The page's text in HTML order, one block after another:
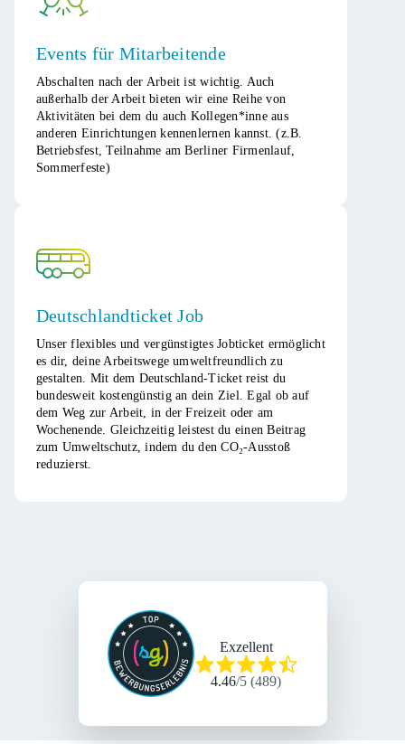
Events für Mitarbeitende
Abschalten nach der Arbeit ist wichtig. Auch
außerhalb der Arbeit bieten wir eine Reihe von
Aktivitäten bei dem du auch Kollegen*inne aus
anderen Einrichtungen kennenlernen kannst. (z.B.
Betriebsfest, Teilnahme am Berliner Firmenlauf,
Sommerfeste)​
Deutschlandticket Job
Unser flexibles und vergünstigtes Jobticket ermöglicht
es dir, deine Arbeitswege umweltfreundlich zu
gestalten. Mit dem Deutschland-Ticket reist du
bundesweit kostengünstig an dein Ziel. Egal ob auf
dem Weg zur Arbeit, in der Freizeit oder am
Wochenende. Gleichzeitig leistest du einen Beitrag
zum Umweltschutz, indem du den CO₂-Ausstoß
reduzierst.​
Exzellent
4.46/5 (489)